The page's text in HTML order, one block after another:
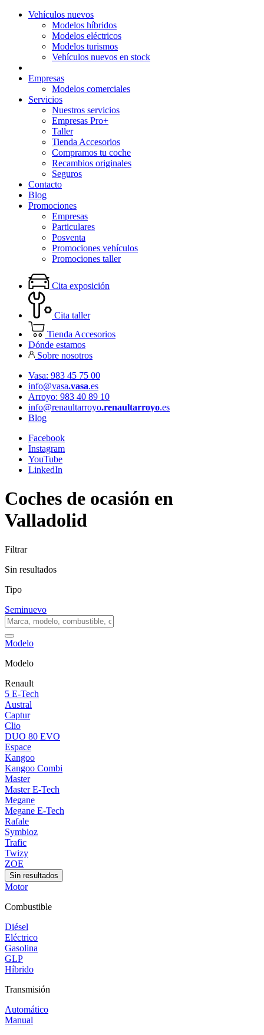
Vehículos nuevos
Modelos híbridos
Modelos eléctricos
Modelos turismos
Vehículos nuevos en stock
Empresas
Modelos comerciales
Servicios
Nuestros servicios
Empresas Pro+
Taller
Tienda Accesorios
Compramos tu coche
Recambios originales
Seguros
Contacto
Blog
Promociones
Empresas
Particulares
Posventa
Promociones vehículos
Promociones taller
Cita exposición
Cita taller
Tienda Accesorios
Dónde estamos
Sobre nosotros
Vasa: 983 45 75 00
info@vasa.vasa.es
Arroyo: 983 40 89 10
info@renaultarroyo.renaultarroyo.es
Blog
Facebook
Instagram
YouTube
LinkedIn
Coches de ocasión en
Valladolid
Filtrar
Sin resultados
Tipo
Seminuevo
Modelo
Modelo
Renault
5 E-Tech
Austral
Captur
Clio
DUO 80 EVO
Espace
Kangoo
Kangoo Combi
Master
Master E-Tech
Megane
Megane E-Tech
Rafale
Symbioz
Trafic
Twizy
ZOE
Sin resultados
Motor
Combustible
Diésel
Eléctrico
Gasolina
GLP
Híbrido
Transmisión
Automático
Manual